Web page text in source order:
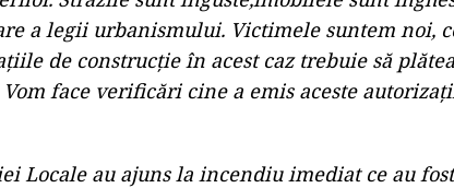
a legii urbanismului. Victimele suntem noi,
de construcție în acest caz trebuie să
face verificări cine a emis aceste
Locale au ajuns la incendiu imediat ce au